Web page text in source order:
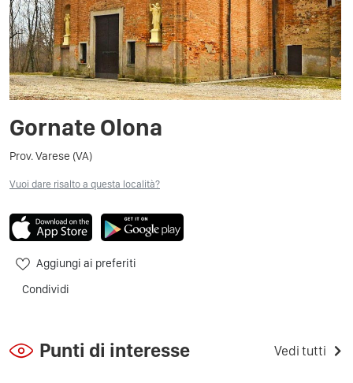
Gornate Olona
Prov. Varese (VA)
Vuoi dare risalto a questa località?
Aggiungi ai preferiti
Condividi
Punti di interesse Vedi tutti